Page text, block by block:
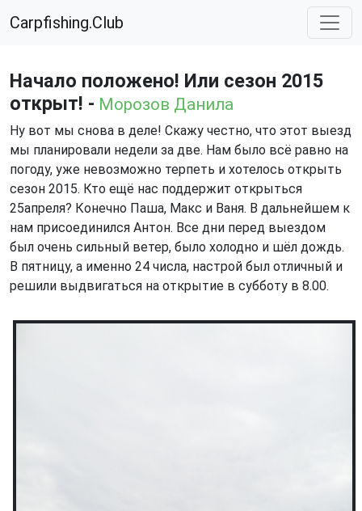
Carpfishing.Club
Начало положено! Или сезон 2015
открыт! - Морозов Данила
Ну вот мы снова в деле! Скажу честно, что этот выезд
мы планировали недели за две. Нам было всё равно на
погоду, уже невозможно терпеть и хотелось открыть
сезон 2015. Кто ещё нас поддержит открыться
25апреля? Конечно Паша, Макс и Ваня. В дальнейшем к
нам присоединился Антон. Все дни перед выездом
был очень сильный ветер, было холодно и шёл дождь.
В пятницу, а именно 24 числа, настрой был отличный и
решили выдвигаться на открытие в субботу в 8.00.